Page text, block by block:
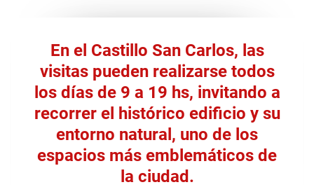
En el Castillo San Carlos, las
visitas pueden realizarse todos
los días de 9 a 19 hs, invitando a
recorrer el histórico edificio y su
entorno natural, uno de los
espacios más emblemáticos de
la ciudad.